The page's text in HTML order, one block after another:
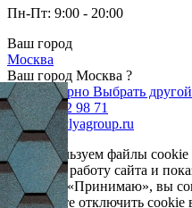
Пн-Пт: 9:00 - 20:00
Ваш город
Москва
Ваш город Москва ?
Да, все верно Выбрать другой
+7 985 002 98 71
info@krovlyagroup.ru
Мы используем файлы cookie
улучшить работу сайта и
Нажимая «Принимаю», вы
Вы можете отключить cookie